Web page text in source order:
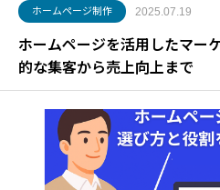
ホームページ制作 2025.07.19
ホームページを活用したマー
的な集客から売上向上まで